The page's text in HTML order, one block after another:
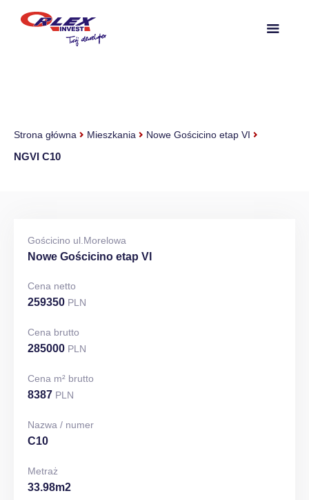
Strona główna Mieszkania Nowe Gościcino etap VI
NGVI C10
Gościcino ul.Morelowa
Nowe Gościcino etap VI
Cena netto
259350 PLN
Cena brutto
285000 PLN
Cena m² brutto
8387 PLN
Nazwa / numer
C10
Metraż
33.98m2